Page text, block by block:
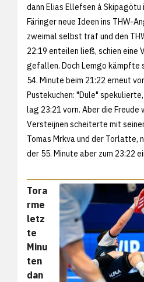
dann Elias Ellefsen á Skipagötu
Färinger neue Ideen ins THW-
zweimal selbst traf und den
22:19 enteilen ließ, schien eine
gefallen. Doch Lemgo kämpfte
54. Minute beim 21:22 erneut
Pustekuchen: "Dule"
lag 23:21 vorn. Aber die Freude
Versteijnen scheiterte mit
Tomas Mrkva und der Torlatte,
der 55. Minute aber zum 23:22
Tora
rme
letz
te
Minu
ten
dan